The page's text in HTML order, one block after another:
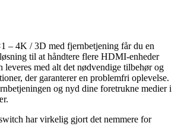
– 4K / 3D med fjernbetjening får du en
til at håndtere flere HDMI-enheder
leveres med alt det nødvendige tilbehør og
der garanterer en problemfri oplevelse.
og nyd dine foretrukne medier i
har virkelig gjort det nemmere for